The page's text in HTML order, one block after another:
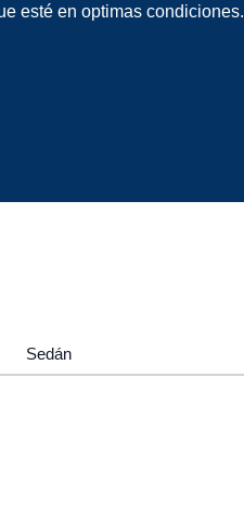
esté en optimas condiciones.
Sedán